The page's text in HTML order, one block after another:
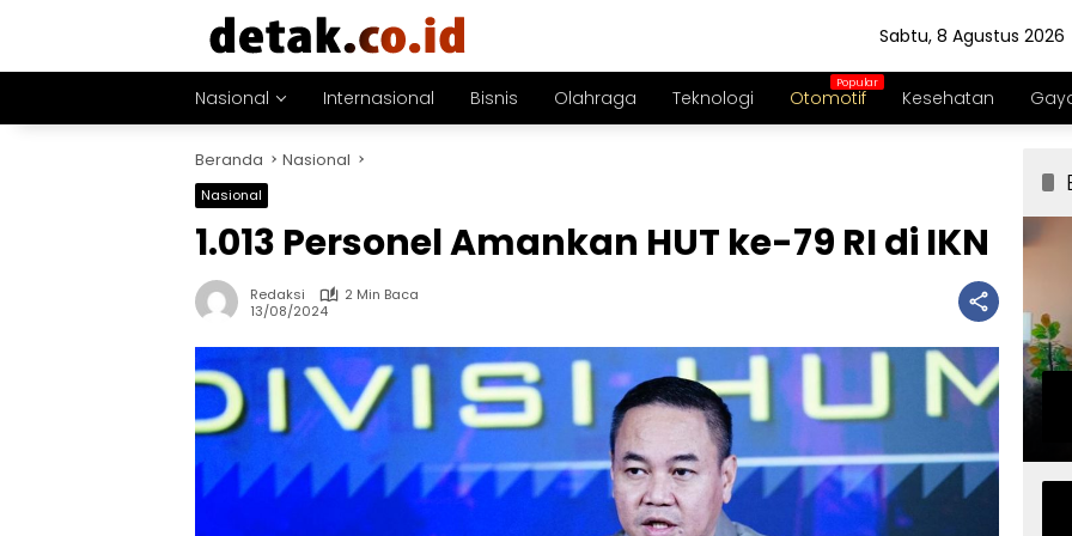
Sabtu, 8 Agustus 2026
Nasional Internasional Bisnis Olahraga Teknologi Otomotif Kesehatan
Beranda Nasional
Nasional
1.013 Personel Amankan HUT ke-79 RI di IKN
Redaksi
2 Min Baca
13/08/2024